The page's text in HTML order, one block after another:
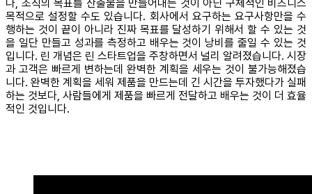
나, 조직의 목표를 산출물을 만들어내는 것이 아닌 구체적인 비즈니스
목적으로 설정할 수도 있습니다. 회사에서 요구하는 요구사항만을 수
행하는 것이 끝이 아니라 진짜 목표를 달성하기 위해서 할 수 있는 것
을 일단 만들고 성과를 측정하고 배우는 것이 낭비를 줄일 수 있는 것
입니다. 린 개념은 린 스타트업을 주창하면서 널리 알려졌습니다. 시장
과 고객은 빠르게 변하는데 완벽한 계획을 세우는 것이 불가능해졌습
니다. 완벽한 계획을 세워 제품을 만드는데 긴 시간을 투자했다가 실패
하는 것보다, 사람들에게 제품을 빠르게 전달하고 배우는 것이 더 효율
적인 것입니다.